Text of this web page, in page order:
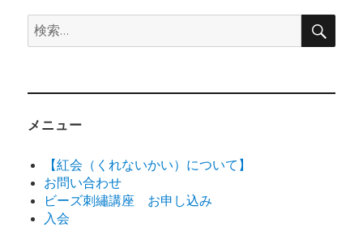
検
索:
検
メニュー
【紅会（くれないかい）について】
お問い合わせ
ビーズ刺繡講座 お申し込み
入会